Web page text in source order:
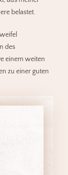
belastet.
des
einem weiten
zu einer guten